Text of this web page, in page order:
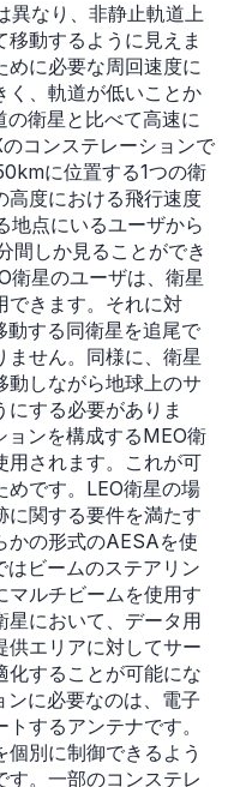
異なり、非静止軌道上
動するように見えま
めに必要な周回速度に
く、軌道が低いことか
の衛星と比べて高速に
コンステレーションで
に位置する1つの衛
高度における飛行速度
地点にいるユーザから
間しか見ることができ
衛星のユーザは、衛星
できます。それに対
動する同衛星を追尾で
ません。同様に、衛星
動しながら地球上のサ
する必要がありま
ンを構成するMEO衛
用されます。これが可
めです。LEO衛星の場
に関する要件を満たす
かの形式のAESAを使
はビームのステアリン
マルチビームを使用す
星において、データ用
供エリアに対してサー
化することが可能にな
ンに必要なのは、電子
するアンテナです。
別に制御できるよう
す。一部のコンステレ